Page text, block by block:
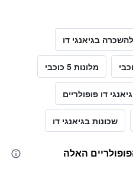
בגיאנגי דו
מלונות 5 כוכבי
דו פופולריים
שכונות בגיאנגי דו
האלה